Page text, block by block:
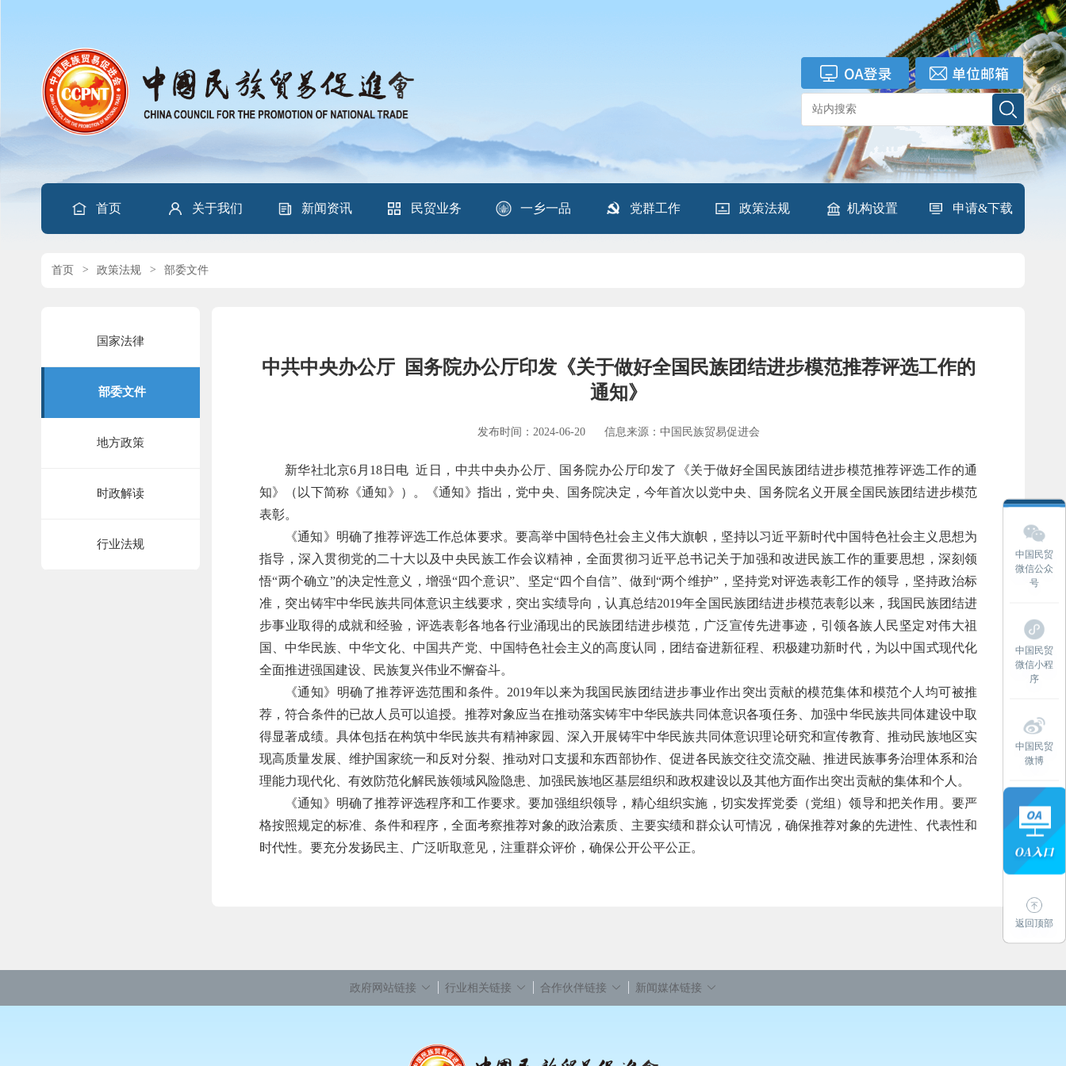
首页 关于我们 新闻资讯 民贸业务 一乡一品 党群工作 政策法规 机构设置 申请&下载
首页 > 政策法规 > 部委文件
国家法律
部委文件
地方政策
时政解读
行业法规
中共中央办公厅 国务院办公厅印发《关于做好全国民族团结进步模范推荐评选工作的
通知》
发布时间：2024-06-20 信息来源：中国民族贸易促进会
新华社北京6月18日电 近日，中共中央办公厅、国务院办公厅印发了《关于做好全国民族团结进步模范推荐评选工作的通
知》（以下简称《通知》）。《通知》指出，党中央、国务院决定，今年首次以党中央、国务院名义开展全国民族团结进步模范
表彰。
《通知》明确了推荐评选工作总体要求。要高举中国特色社会主义伟大旗帜，坚持以习近平新时代中国特色社会主义思想为
指导，深入贯彻党的二十大以及中央民族工作会议精神，全面贯彻习近平总书记关于加强和改进民族工作的重要思想，深刻领
悟“两个确立”的决定性意义，增强“四个意识”、坚定“四个自信”、做到“两个维护”，坚持党对评选表彰工作的领导，坚持政治标
准，突出铸牢中华民族共同体意识主线要求，突出实绩导向，认真总结2019年全国民族团结进步模范表彰以来，我国民族团结进
步事业取得的成就和经验，评选表彰各地各行业涌现出的民族团结进步模范，广泛宣传先进事迹，引领各族人民坚定对伟大祖
国、中华民族、中华文化、中国共产党、中国特色社会主义的高度认同，团结奋进新征程、积极建功新时代，为以中国式现代化
全面推进强国建设、民族复兴伟业不懈奋斗。
《通知》明确了推荐评选范围和条件。2019年以来为我国民族团结进步事业作出突出贡献的模范集体和模范个人均可被推
荐，符合条件的已故人员可以追授。推荐对象应当在推动落实铸牢中华民族共同体意识各项任务、加强中华民族共同体建设中取
得显著成绩。具体包括在构筑中华民族共有精神家园、深入开展铸牢中华民族共同体意识理论研究和宣传教育、推动民族地区实
现高质量发展、维护国家统一和反对分裂、推动对口支援和东西部协作、促进各民族交往交流交融、推进民族事务治理体系和治
理能力现代化、有效防范化解民族领域风险隐患、加强民族地区基层组织和政权建设以及其他方面作出突出贡献的集体和个人。
《通知》明确了推荐评选程序和工作要求。要加强组织领导，精心组织实施，切实发挥党委（党组）领导和把关作用。要严
格按照规定的标准、条件和程序，全面考察推荐对象的政治素质、主要实绩和群众认可情况，确保推荐对象的先进性、代表性和
时代性。要充分发扬民主、广泛听取意见，注重群众评价，确保公开公平公正。
中国民贸
微信公众
号
中国民贸
微信小程
序
中国民贸
微博
返回顶部
政府网站链接 行业相关链接 合作伙伴链接 新闻媒体链接